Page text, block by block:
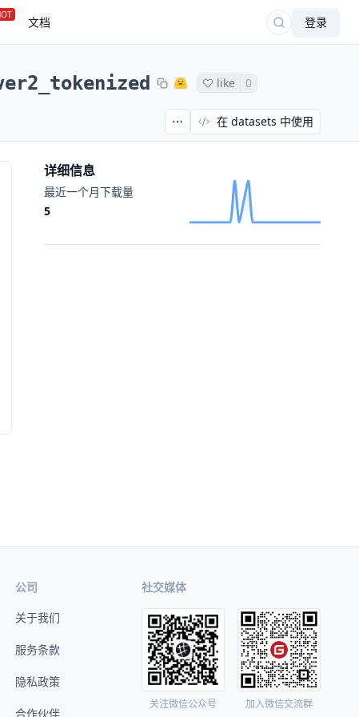
文档 登录
like 0
在 datasets 中使用
详细信息
最近一个月下载量
5
公司
关于我们
服务条款
隐私政策
合作伙伴
社交媒体
关注微信公众号 加入微信交流群